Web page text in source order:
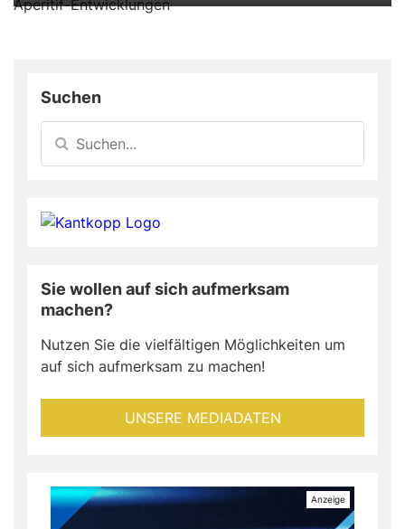
Suchen
Sie wollen auf sich aufmerksam
machen?
Nutzen Sie die vielfältigen Möglichkeiten um
auf sich aufmerksam zu machen!
UNSERE MEDIADATEN